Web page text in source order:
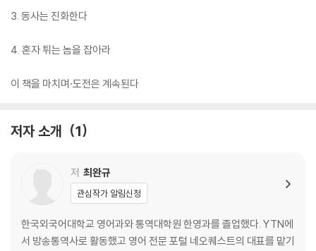
3. 동사는 진화한다
4. 혼자 튀는 놈을 잡아라
이 책을 마치며·도전은 계속된다
저자 소개 1
저 최완규
관심작가 알림신청
한국외국어대학교 영어과와 통역대학원 한영과를 졸업했다. YTN에
서 방송통역사로 활동했고 영어 전문 포털 네오퀘스트의 대표를 맡기